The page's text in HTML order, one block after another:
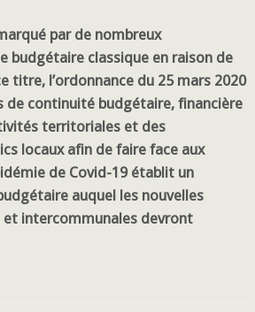
par de nombreux
budgétaire classique en raison de
titre, l’ordonnance du 25 mars 2020
de continuité budgétaire, financière
territoriales et des
locaux afin de faire face aux
de Covid-19 établit un
auquel les nouvelles
et intercommunales devront